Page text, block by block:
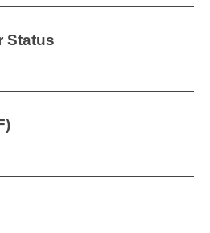
Status